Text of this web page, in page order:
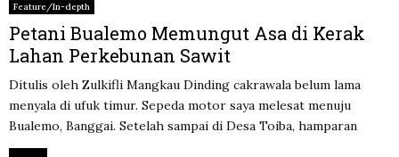
Feature/In-depth
Petani Bualemo Memungut Asa di Kerak
Lahan Perkebunan Sawit
Ditulis oleh Zulkifli Mangkau Dinding cakrawala belum lama
menyala di ufuk timur. Sepeda motor saya melesat menuju
Bualemo, Banggai. Setelah sampai di Desa Toiba, hamparan